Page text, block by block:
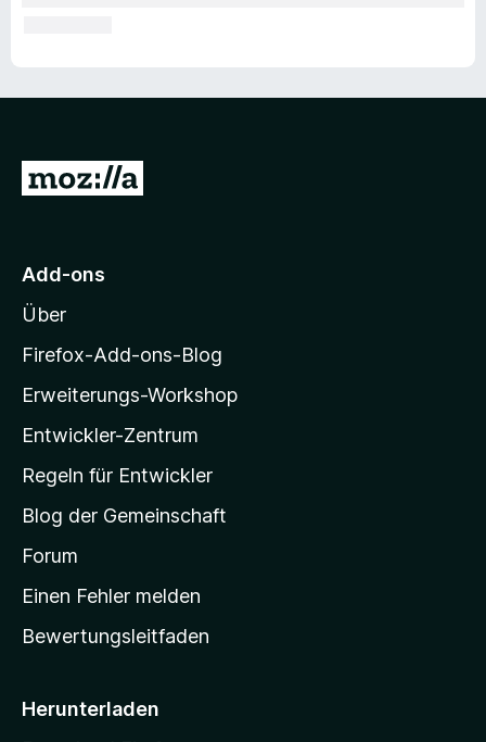
Z
M
z
i
l
a
-
t
a
r
s
i
Add-ons
Über
Firefox-Add-ons-Blog
Erweiterungs-Workshop
Entwickler-Zentrum
Regeln für Entwickler
Blog der Gemeinschaft
Forum
Einen Fehler melden
Bewertungsleitfaden
Herunterladen